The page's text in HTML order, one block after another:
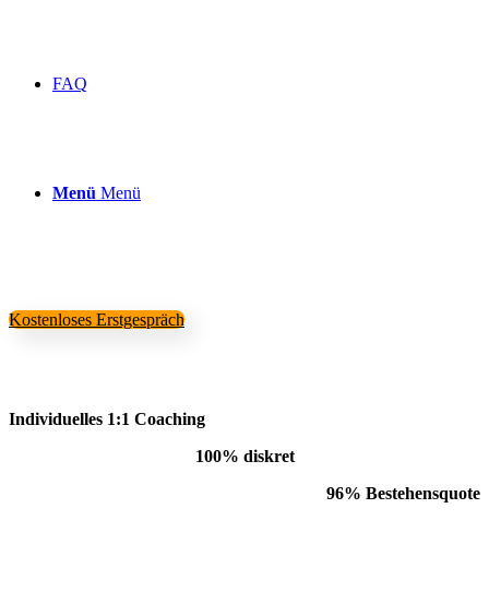
FAQ
Menü Menü
Kostenloses Erstgespräch
Individuelles 1:1 Coaching
100% diskret
96% Bestehensquote